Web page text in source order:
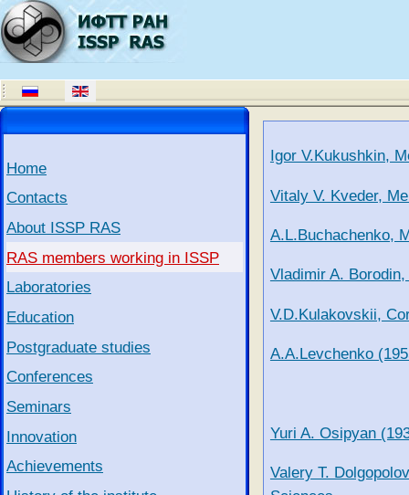
Home
Contacts
About ISSP RAS
RAS members working in ISSP
Laboratories
Education
Postgraduate studies
Conferences
Seminars
Innovation
Achievements
Igor V.Kukushkin,
Vitaly V. Kveder,
A.L.Buchachenko,
Vladimir A.
V.D.Kulakovskii,
A.A.Levchenko
Yuri A. Osipyan
Valery T.